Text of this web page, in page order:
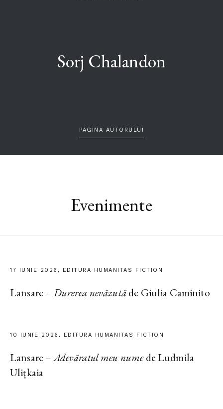
Sorj Chalandon
PAGINA AUTORULUI
Evenimente
17 IUNIE 2026, EDITURA HUMANITAS FICTION
Lansare – Durerea nevăzutăde Giulia Caminito
10 IUNIE 2026, EDITURA HUMANITAS FICTION
Lansare –Adevăratul meu numede Ludmila
Ulițkaia